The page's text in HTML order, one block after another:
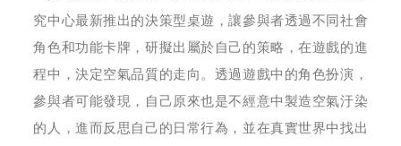
究中心最新推出的決策型桌遊，讓參與者透過不同社會
角色和功能卡牌，研擬出屬於自己的策略，在遊戲的進
程中，決定空氣品質的走向。透過遊戲中的角色扮演，
參與者可能發現，自己原來也是不經意中製造空氣汙染
的人，進而反思自己的日常行為，並在真實世界中找出